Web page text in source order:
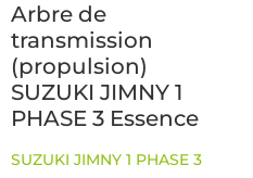
Arbre de
transmission
(propulsion)
SUZUKI JIMNY 1
PHASE 3 Essence
SUZUKI JIMNY 1 PHASE 3